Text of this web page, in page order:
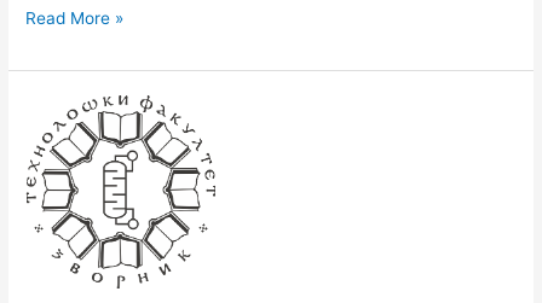
Read More »
Demonstrator
isticanja
mlaza
kroz
otvor
demonstrator